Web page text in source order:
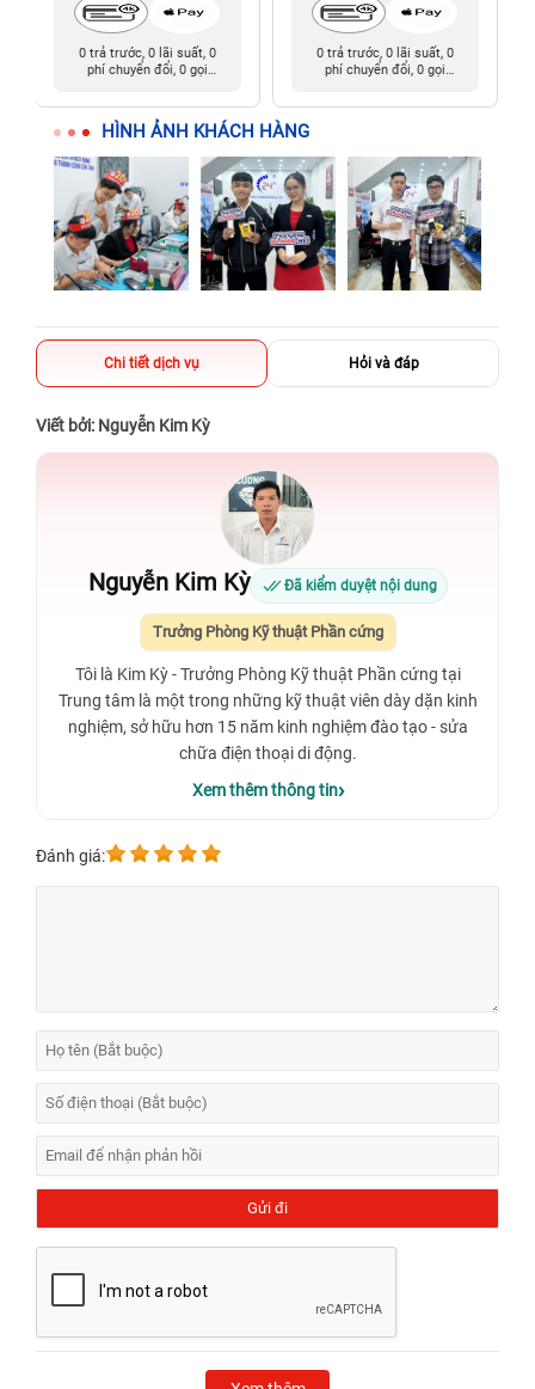
0 trả trước, 0 lãi suất, 0
phí chuyển đổi, 0 gọi
0 trả trước, 0 lãi suất, 0
phí chuyển đổi, 0 gọi
HÌNH ẢNH KHÁCH HÀNG
Chi tiết dịch vụ Hỏi và đáp
Viết bởi: Nguyễn Kim Kỳ
Nguyễn Kim Kỳ Đã kiểm duyệt nội dung
Trưởng Phòng Kỹ thuật Phần cứng
Tôi là Kim Kỳ - Trưởng Phòng Kỹ thuật Phần cứng tại
Trung tâm là một trong những kỹ thuật viên dày dặn kinh
nghiệm, sở hữu hơn 15 năm kinh nghiệm đào tạo - sửa
chữa điện thoại di động.
Xem thêm thông tin
Đánh giá: